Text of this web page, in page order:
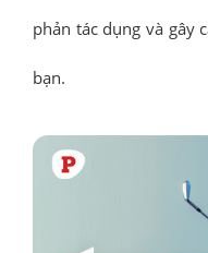
phản tác dụng và gây
bạn.